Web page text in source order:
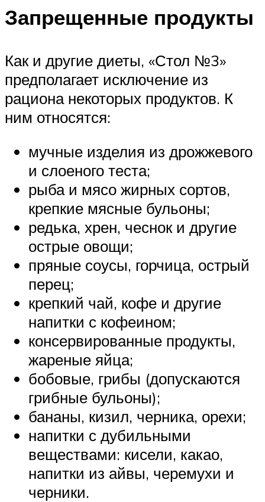
Запрещенные продукты
Как и другие диеты, «Стол №3»
предполагает исключение из
рациона некоторых продуктов. К
ним относятся:
мучные изделия из дрожжевого
и слоеного теста;
рыба и мясо жирных сортов,
крепкие мясные бульоны;
редька, хрен, чеснок и другие
острые овощи;
пряные соусы, горчица, острый
перец;
крепкий чай, кофе и другие
напитки с кофеином;
консервированные продукты,
жареные яйца;
бобовые, грибы (допускаются
грибные бульоны);
бананы, кизил, черника, орехи;
напитки с дубильными
веществами: кисели, какао,
напитки из айвы, черемухи и
черники.